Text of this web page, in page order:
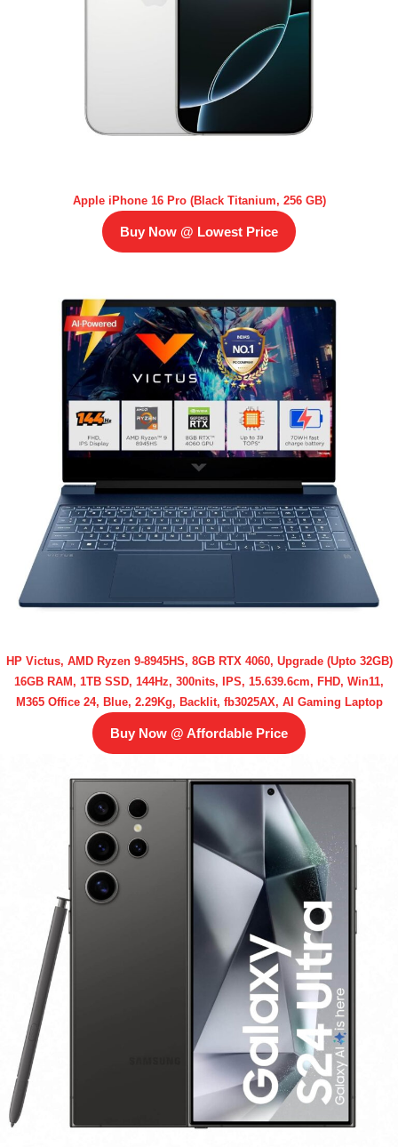
Apple iPhone 16 Pro (Black Titanium, 256 GB)
Buy Now @ Lowest Price
HP Victus, AMD Ryzen 9-8945HS, 8GB RTX 4060, Upgrade (Upto 32GB)
16GB RAM, 1TB SSD, 144Hz, 300nits, IPS, 15.639.6cm, FHD, Win11,
M365 Office 24, Blue, 2.29Kg, Backlit, fb3025AX, AI Gaming Laptop
Buy Now @ Affordable Price